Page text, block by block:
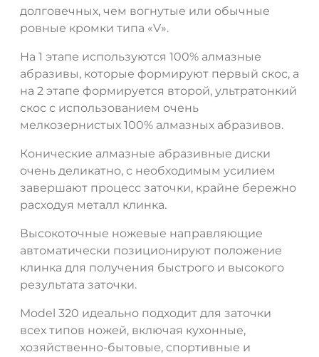
долговечных, чем вогнутые или обычные
ровные кромки типа «V».
На 1 этапе используются 100% алмазные
абразивы, которые формируют первый скос, а
на 2 этапе формируется второй, ультратонкий
скос с использованием очень
мелкозернистых 100% алмазных абразивов.
Конические алмазные абразивные диски
очень деликатно, с необходимым усилием
завершают процесс заточки, крайне бережно
расходуя металл клинка.
Высокоточные ножевые направляющие
автоматически позиционируют положение
клинка для получения быстрого и высокого
результата заточки.
Model 320 идеально подходит для заточки
всех типов ножей, включая кухонные,
хозяйственно-бытовые, спортивные и
ДА НЕТ